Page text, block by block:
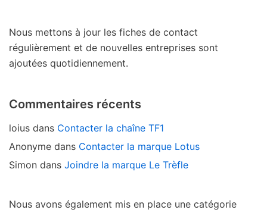
Nous mettons à jour les fiches de contact
régulièrement et de nouvelles entreprises sont
ajoutées quotidiennement.
Commentaires récents
loius dans Contacter la chaîne TF1
Anonyme dans Contacter la marque Lotus
Simon dans Joindre la marque Le Trèfle
Nous avons également mis en place une catégorie